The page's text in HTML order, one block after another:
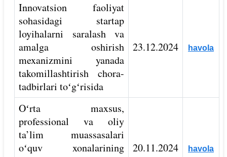
Innovatsion faoliyat
sohasidagi startap
loyihalarni saralash va
amalga oshirish
mexanizmini yanada
takomillashtirish chora-
tadbirlari toʻgʻrisida
23.12.2024 havola
Oʻrta maxsus,
professional va oliy
ta’lim muassasalari
oʻquv xonalarining
20.11.2024 havola